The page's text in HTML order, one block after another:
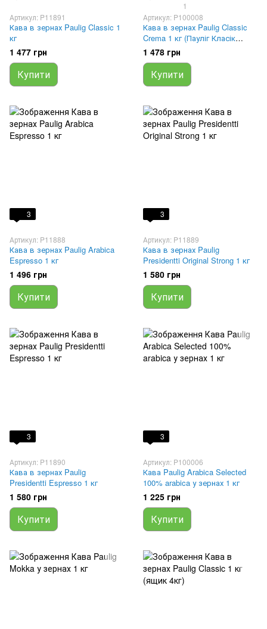
Артикул: P11891
Кава в зернах Paulig Classic 1
кг
1 477 грн
Купити
1
Артикул: P100008
Кава в зернах Paulig Classic
Crema 1 кг (Пауліг Класік
Крема) оригінал (Фінляндія)
1 478 грн
Купити
3
Артикул: P11888
Кава в зернах Paulig Arabica
Espresso 1 кг
1 496 грн
Купити
3
Артикул: P11889
Кава в зернах Paulig
Presidentti Original Strong 1 кг
1 580 грн
Купити
3
Артикул: P11890
Кава в зернах Paulig
Presidentti Espresso 1 кг
1 580 грн
Купити
3
Артикул: P100006
Кава Paulig Arabica Selected
100% arabica у зернах 1 кг
1 225 грн
Купити